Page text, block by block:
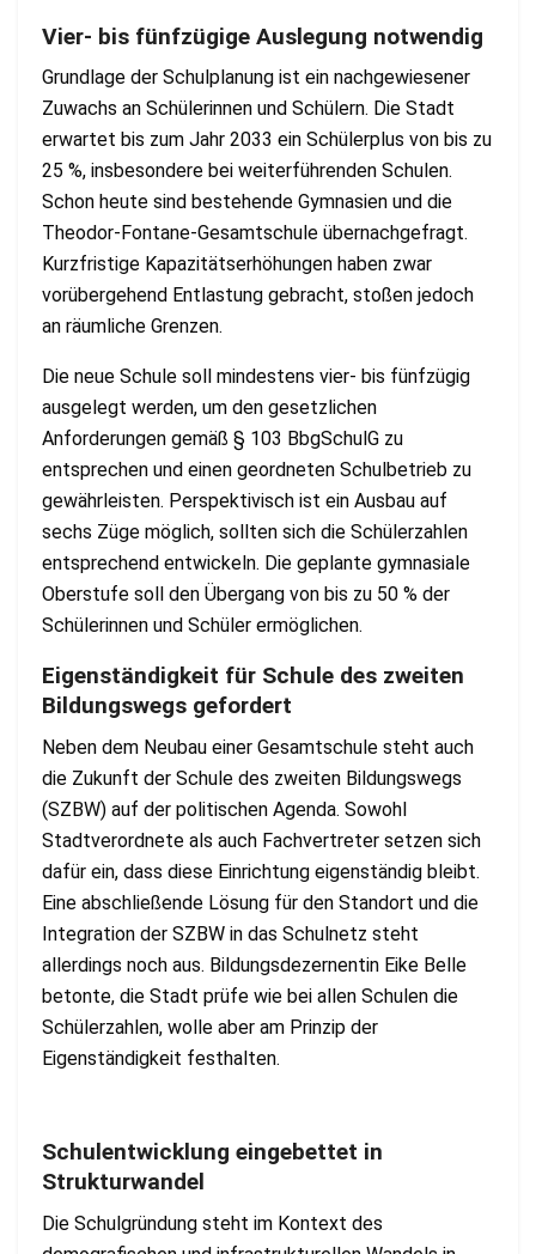
Vier- bis fünfzügige Auslegung notwendig
Grundlage der Schulplanung ist ein nachgewiesener
Zuwachs an Schülerinnen und Schülern. Die Stadt
erwartet bis zum Jahr 2033 ein Schülerplus von bis zu
25 %, insbesondere bei weiterführenden Schulen​.
Schon heute sind bestehende Gymnasien und die
Theodor-Fontane-Gesamtschule übernachgefragt.
Kurzfristige Kapazitätserhöhungen haben zwar
vorübergehend Entlastung gebracht, stoßen jedoch
an räumliche Grenzen.
Die neue Schule soll mindestens vier- bis fünfzügig
ausgelegt werden, um den gesetzlichen
Anforderungen gemäß § 103 BbgSchulG zu
entsprechen und einen geordneten Schulbetrieb zu
gewährleisten. Perspektivisch ist ein Ausbau auf
sechs Züge möglich, sollten sich die Schülerzahlen
entsprechend entwickeln. Die geplante gymnasiale
Oberstufe soll den Übergang von bis zu 50 % der
Schülerinnen und Schüler ermöglichen​.
Eigenständigkeit für Schule des zweiten
Bildungswegs gefordert
Neben dem Neubau einer Gesamtschule steht auch
die Zukunft der Schule des zweiten Bildungswegs
(SZBW) auf der politischen Agenda. Sowohl
Stadtverordnete als auch Fachvertreter setzen sich
dafür ein, dass diese Einrichtung eigenständig bleibt.
Eine abschließende Lösung für den Standort und die
Integration der SZBW in das Schulnetz steht
allerdings noch aus. Bildungsdezernentin Eike Belle
betonte, die Stadt prüfe wie bei allen Schulen die
Schülerzahlen, wolle aber am Prinzip der
Eigenständigkeit festhalten​.
Schulentwicklung eingebettet in
Strukturwandel
Die Schulgründung steht im Kontext des